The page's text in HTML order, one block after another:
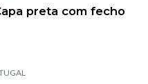
preta com fecho